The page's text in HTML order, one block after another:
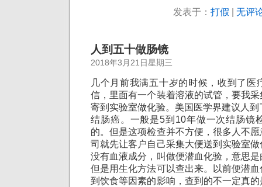
发表于： 打假 无评
人到五十做肠镜
2018年3月21日星期三
几个月前我满五十岁的时候，收到了医
信，里面有一个装着溶液的试管，要我
寄到实验室做化验。美国医学界建议人
结肠癌。一般是5到10年做一次结肠镜
的。但是这项检查并不方便，很多人不
司就先让客户自己采集大便送到实验室
没有血液成分，叫做便潜血化验，意思
但是用生化方法可以查出来。以前便潜
到饮食等因素的影响，查到的不一定真